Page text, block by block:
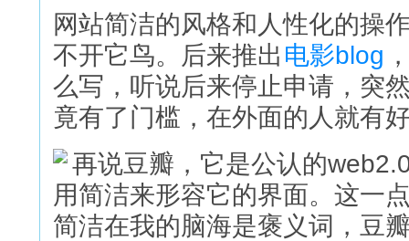
网站简洁的风格和人性化的操
不开它鸟。后来推出 电影blog
么写，听说后来停止申请，突
竟有了门槛，在外面的人就有
再说豆瓣，它是公认的
用简洁来形容它的界面。这一
简洁在我的脑海是褒义词，豆